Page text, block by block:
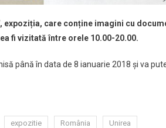
expoziția, care conține imagini cu
fi vizitată între orele 10.00-20.00.
până în data de 8 ianuarie 2018 și va
expozitie România Unirea